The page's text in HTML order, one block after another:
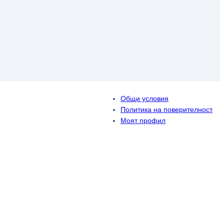
Общи условия
Политика на поверителност
Моят профил